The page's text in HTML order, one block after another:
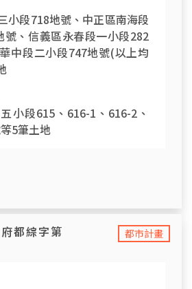
小段718地號、中正區南海段
號、信義區永春段一小段282
中段二小段747地號(以上均
小段615、616-1、616-2、
5筆土地
都市計畫
都綜字第